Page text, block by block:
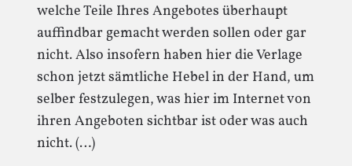
welche Teile Ihres Angebotes überhaupt
auffindbar gemacht werden sollen oder gar
nicht. Also insofern haben hier die Verlage
schon jetzt sämtliche Hebel in der Hand, um
selber festzulegen, was hier im Internet von
ihren Angeboten sichtbar ist oder was auch
nicht. (…)